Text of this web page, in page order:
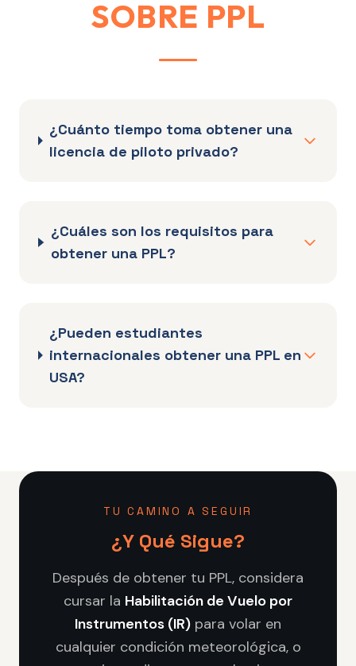
SOBRE PPL
¿Cuánto tiempo toma obtener una
licencia de piloto privado?
¿Cuáles son los requisitos para
obtener una PPL?
¿Pueden estudiantes
internacionales obtener una PPL en
USA?
TU CAMINO A SEGUIR
¿Y Qué Sigue?
Después de obtener tu PPL, considera
cursar la Habilitación de Vuelo por
Instrumentos (IR) para volar en
cualquier condición meteorológica, o